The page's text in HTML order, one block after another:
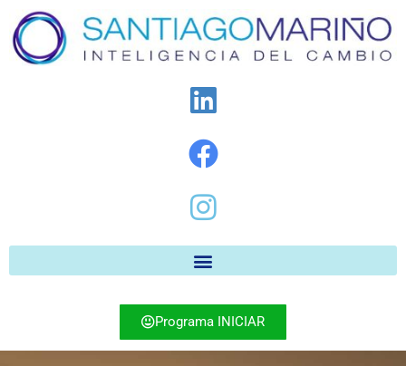
Programa INICIAR